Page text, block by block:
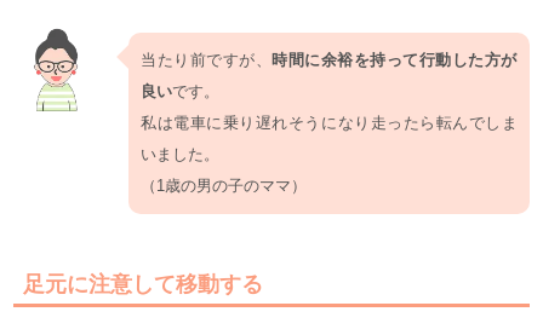
当たり前ですが、時間に余裕を持って行動した方が
良いです。
私は電車に乗り遅れそうになり走ったら転んでしま
いました。
（1歳の男の子のママ）
足元に注意して移動する